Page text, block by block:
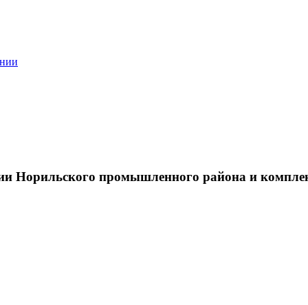
Норильского промышленного района и